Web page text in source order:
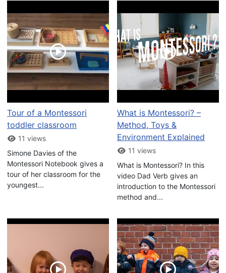
Tour of a Montessori
toddler classroom
11 views
Simone Davies of the
Montessori Notebook gives a
tour of her classroom for the
youngest...
What is Montessori? –
Method, Toys &
Environment Explained
11 views
What is Montessori? In this
video Dad Verb gives an
introduction to the Montessori
method and...